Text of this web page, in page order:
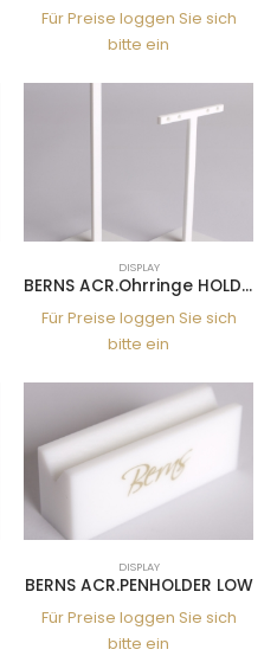
Für Preise loggen Sie sich
bitte ein
DISPLAY
BERNS ACR.Ohrringe HOLDER 9+12CM
Für Preise loggen Sie sich
bitte ein
DISPLAY
BERNS ACR.PENHOLDER LOW
Für Preise loggen Sie sich
bitte ein